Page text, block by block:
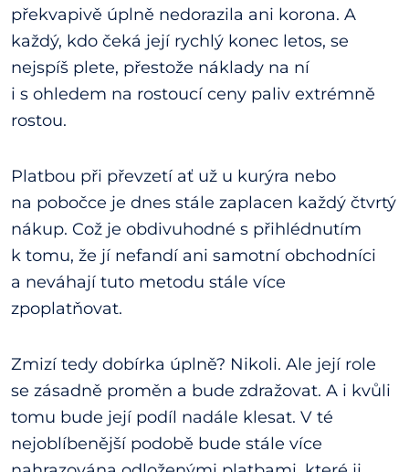
překvapivě úplně nedorazila ani korona. A
každý, kdo čeká její rychlý konec letos, se
nejspíš plete, přestože náklady na ní
i s ohledem na rostoucí ceny paliv extrémně
rostou.
Platbou při převzetí ať už u kurýra nebo
na pobočce je dnes stále zaplacen každý čtvrtý
nákup. Což je obdivuhodné s přihlédnutím
k tomu, že jí nefandí ani samotní obchodníci
a neváhají tuto metodu stále více
zpoplatňovat.
Zmizí tedy dobírka úplně? Nikoli. Ale její role
se zásadně proměn a bude zdražovat. A i kvůli
tomu bude její podíl nadále klesat. V té
nejoblíbenější podobě bude stále více